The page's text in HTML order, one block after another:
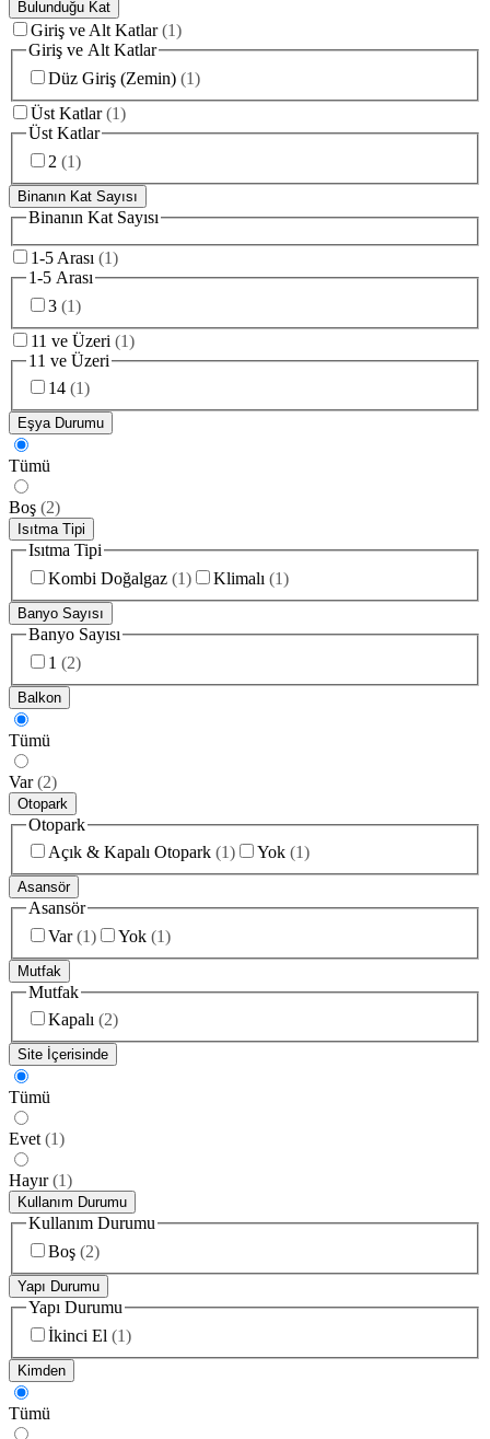
Bulunduğu Kat
Giriş ve Alt Katlar (1)
Giriş ve Alt Katlar
Düz Giriş (Zemin) (1)
Üst Katlar (1)
Üst Katlar
2 (1)
Binanın Kat Sayısı
Binanın Kat Sayısı
1-5 Arası (1)
1-5 Arası
3 (1)
11 ve Üzeri (1)
11 ve Üzeri
14 (1)
Eşya Durumu
Tümü
Boş (2)
Isıtma Tipi
Isıtma Tipi
Kombi Doğalgaz (1) Klimalı (1)
Banyo Sayısı
Banyo Sayısı
1 (2)
Balkon
Tümü
Var (2)
Otopark
Otopark
Açık & Kapalı Otopark (1) Yok (1)
Asansör
Asansör
Var (1) Yok (1)
Mutfak
Mutfak
Kapalı (2)
Site İçerisinde
Tümü
Evet (1)
Hayır (1)
Kullanım Durumu
Kullanım Durumu
Boş (2)
Yapı Durumu
Yapı Durumu
İkinci El (1)
Kimden
Tümü